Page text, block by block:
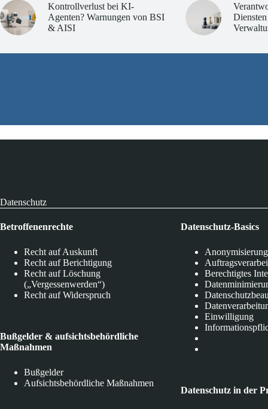
Kontrollverlust bei KI-
Agenten? Warnungen von BSI
& AISI
Datenschutz
Betroffenenrechte
Recht auf Auskunft
Recht auf Berichtigung
Recht auf Löschung
(„Vergessenwerden“)
Recht auf Widerspruch
Bußgelder & aufsichtsbehördliche
Maßnahmen
Bußgelder
Aufsichtsbehördliche Maßnahmen
Datenschutz-Basics
Berechtigtes
Einwilligung
Datenschutz in der